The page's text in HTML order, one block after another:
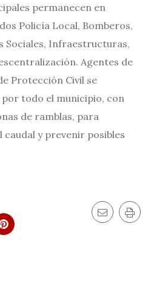
permanecen en
Policía Local, Bomberos,
Sociales, Infraestructuras,
Agentes de
Protección Civil se
todo el municipio, con
de ramblas, para
y prevenir posibles